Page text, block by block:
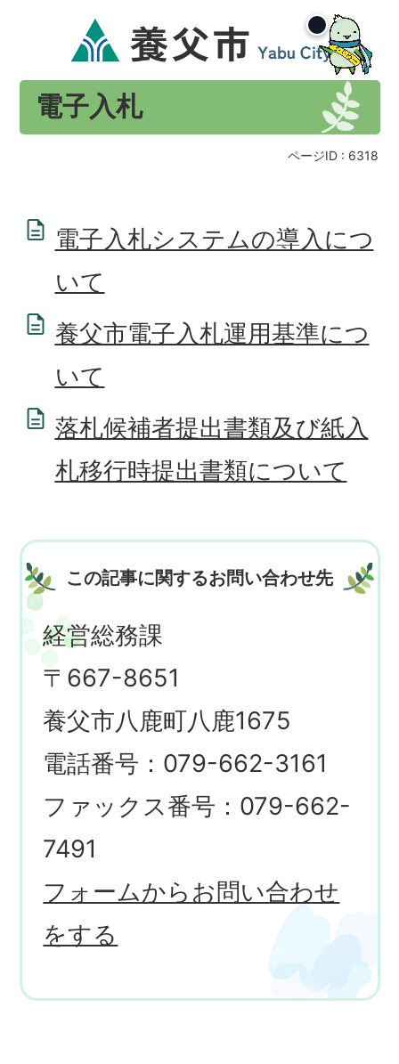
電子入札
ページID : 6318
電子入札システムの導入につ
いて
養父市電子入札運用基準につ
いて
落札候補者提出書類及び紙入
札移行時提出書類について
この記事に関するお問い合わせ先
経営総務課
〒667-8651
養父市八鹿町八鹿1675
電話番号：079-662-3161
ファックス番号：079-662-
7491
フォームからお問い合わせ
をする